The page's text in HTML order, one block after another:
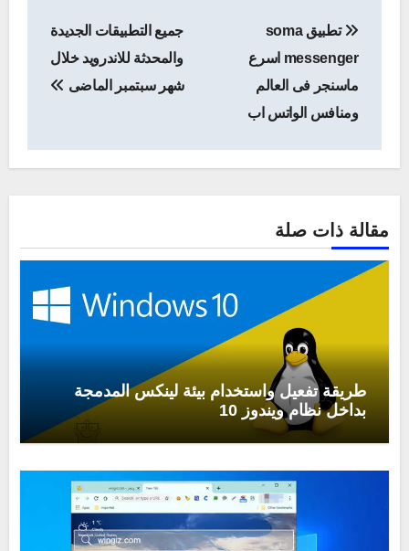
المقالات
تطبيق soma
messenger اسرع
ماسنجر فى العالم
ومنافس الواتس اب
جميع التطبيقات الجديدة
والمحدثة للاندرويد خلال
شهر سبتمبر الماضى
مقالة ذات صلة
طريقة تفعيل واستخدام بيئة لينكس المدمجة
بداخل نظام ويندوز 10